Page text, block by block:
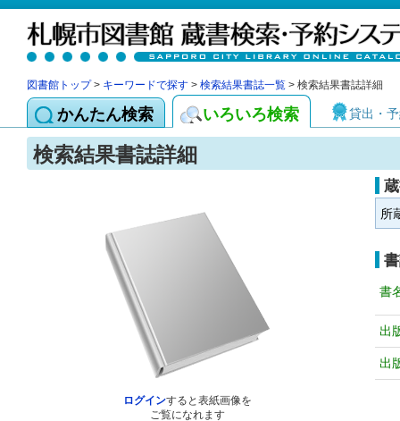
図書館トップ> キーワードで探す > 検索結果書誌一覧 > 検索結果書誌詳細
かんたん検索 いろいろ検索 貸出・
検索結果書誌詳細
ログインすると表紙画像を
ご覧になれます
所
書
出
出